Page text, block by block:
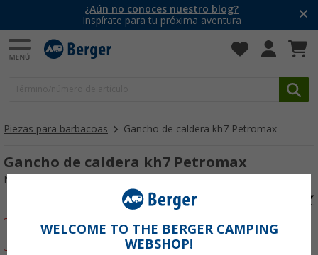
¿Aún no conoces nuestro blog?
Inspírate para tu próxima aventura
Piezas para barbacoas Gancho de caldera kh7 Petromax
Gancho de caldera kh7 Petromax
Nº de artículo 766730
-8%WELCOME TO THE BERGER CAMPING
WEBSHOP!